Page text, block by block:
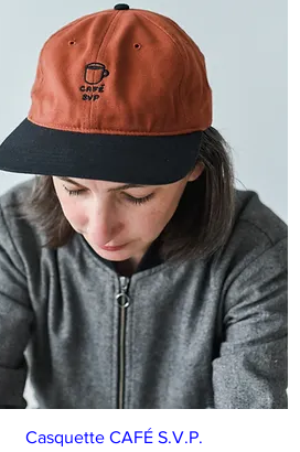
Aperçu rapide
Casquette CAFÉ S.V.P.